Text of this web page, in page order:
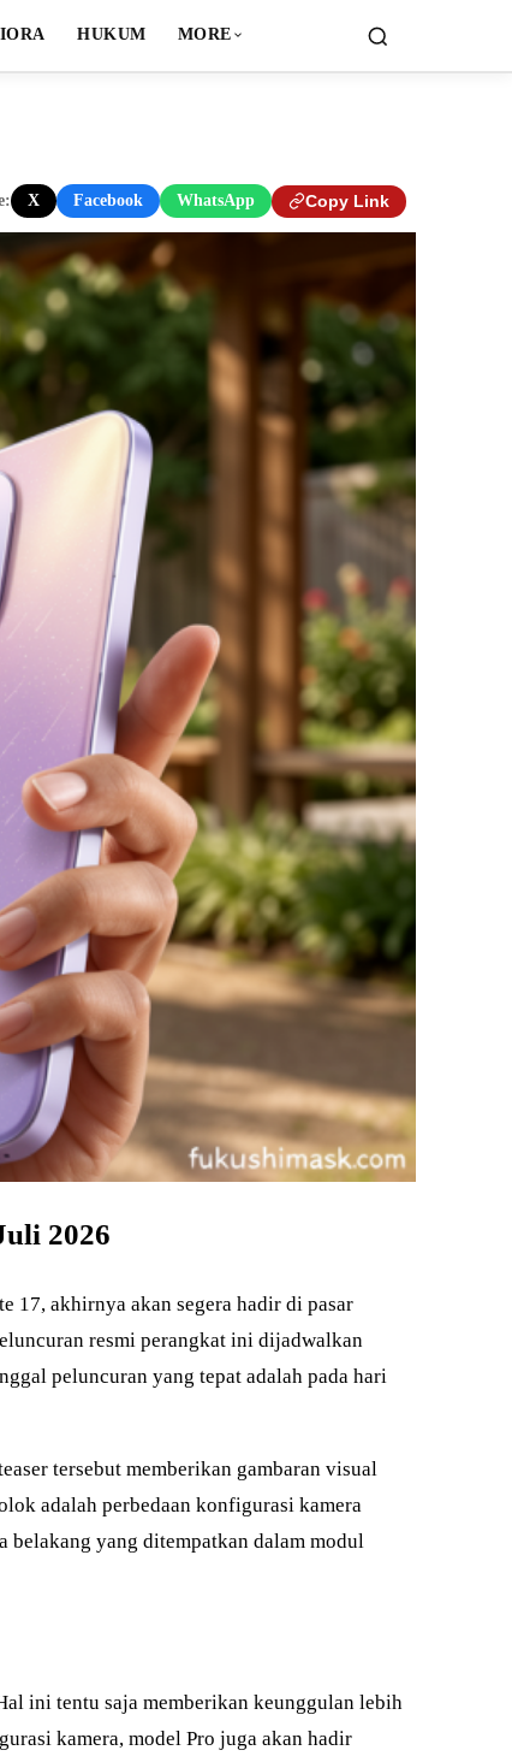
HUKUM MORE
X Facebook WhatsApp Copy Link
2026
17, akhirnya akan segera hadir di pasar
resmi perangkat ini dijadwalkan
peluncuran yang tepat adalah pada hari
tersebut memberikan gambaran visual
adalah perbedaan konfigurasi kamera
belakang yang ditempatkan dalam modul
ini tentu saja memberikan keunggulan lebih
kamera, model Pro juga akan hadir